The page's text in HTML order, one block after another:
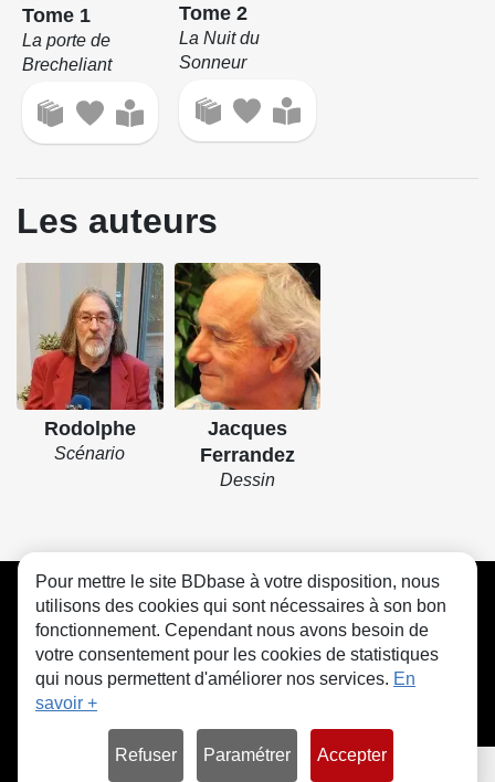
Tome 1
La porte de
Brecheliant
Tome 2
La Nuit du
Sonneur
Les auteurs
Rodolphe
Scénario
Jacques
Ferrandez
Dessin
CGU FAQ Contact Cookies
Pour mettre le site BDbase à votre disposition, nous
utilisons des cookies qui sont nécessaires à son bon
fonctionnement. Cependant nous avons besoin de
votre consentement pour les cookies de statistiques
qui nous permettent d'améliorer nos services. En
savoir +
Refuser Paramétrer Accepter